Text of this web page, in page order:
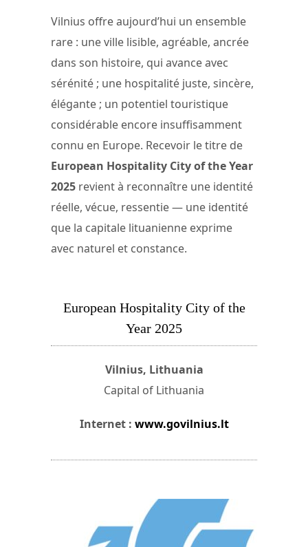
Vilnius offre aujourd’hui un ensemble
rare : une ville lisible, agréable, ancrée
dans son histoire, qui avance avec
sérénité ; une hospitalité juste, sincère,
élégante ; un potentiel touristique
considérable encore insuffisamment
connu en Europe. Recevoir le titre de
European Hospitality City of the Year
2025 revient à reconnaître une identité
réelle, vécue, ressentie — une identité
que la capitale lituanienne exprime
avec naturel et constance.
European Hospitality City of the
Year 2025
Vilnius, Lithuania
Capital of Lithuania
Internet : www.govilnius.lt